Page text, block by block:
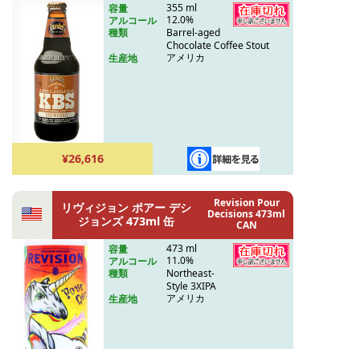
容量
355 ml
アルコール
12.0%
種類
Barrel-aged
Chocolate Coffee Stout
生産地
アメリカ
¥26,616
リヴィジョン ポアー デシ
ジョンズ 473ml 缶
Revision Pour
Decisions 473ml
CAN
容量
473 ml
アルコール
11.0%
種類
Northeast-
Style 3XIPA
生産地
アメリカ